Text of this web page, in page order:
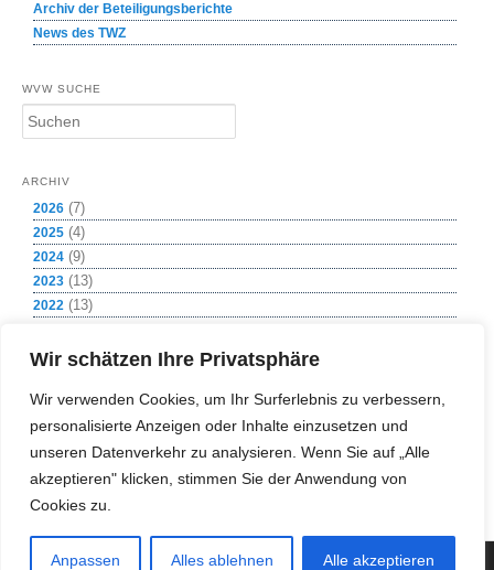
Wir schätzen Ihre Privatsphäre
Wir verwenden Cookies, um Ihr Surferlebnis zu verbessern,
personalisierte Anzeigen oder Inhalte einzusetzen und
unseren Datenverkehr zu analysieren. Wenn Sie auf „Alle
akzeptieren" klicken, stimmen Sie der Anwendung von
Cookies zu.
Anpassen Alles ablehnen Alle akzeptieren
Archiv der Beteiligungsberichte
News des TWZ
WVW SUCHE
S
h
ARCHIV
2026 (7)
2025 (4)
2024 (9)
2023 (13)
2022 (13)
2020 (1)
2018(11)
2017(11)
2016(2)
2015(4)
2009(1)
(c) Copyright 2018 Wasserversorgung Weißeritzgruppe GmbH